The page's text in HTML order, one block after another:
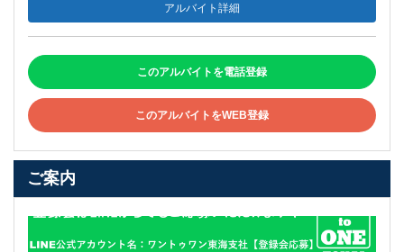
アルバイト詳細
このアルバイトを電話登録
このアルバイトをWEB登録
ご案内